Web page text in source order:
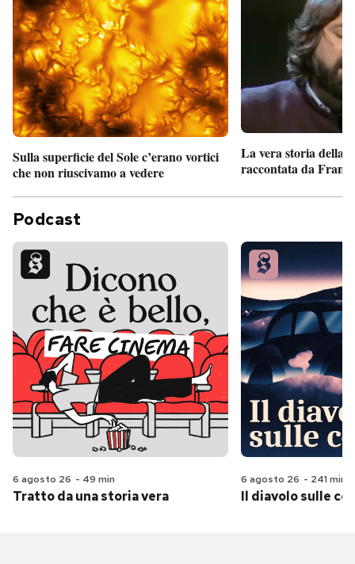
Sulla superficie del Sole c’erano vortici
che non riuscivamo a vedere
La vera storia della
raccontata da
Podcast
6 agosto 26 - 49 min
Tratto da una storia vera
6 agosto 26 - 241 min
Il diavolo sulle